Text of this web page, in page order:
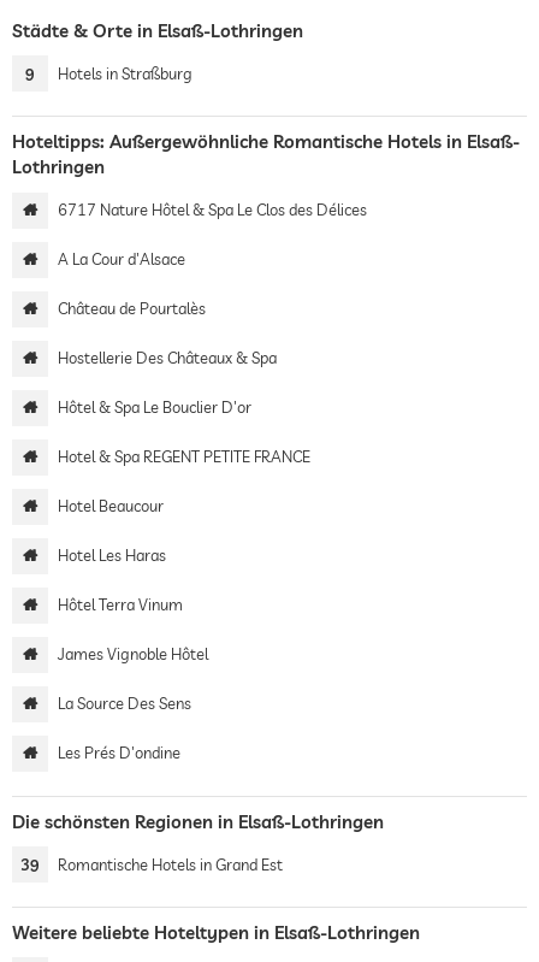
Städte & Orte in Elsaß-Lothringen
9 Hotels in Straßburg
Hoteltipps: Außergewöhnliche Romantische Hotels in Elsaß-
Lothringen
6717 Nature Hôtel & Spa Le Clos des Délices
A La Cour d'Alsace
Château de Pourtalès
Hostellerie Des Châteaux & Spa
Hôtel & Spa Le Bouclier D'or
Hotel & Spa REGENT PETITE FRANCE
Hotel Beaucour
Hotel Les Haras
Hôtel Terra Vinum
James Vignoble Hôtel
La Source Des Sens
Les Prés D'ondine
Die schönsten Regionen in Elsaß-Lothringen
39 Romantische Hotels in Grand Est
Weitere beliebte Hoteltypen in Elsaß-Lothringen